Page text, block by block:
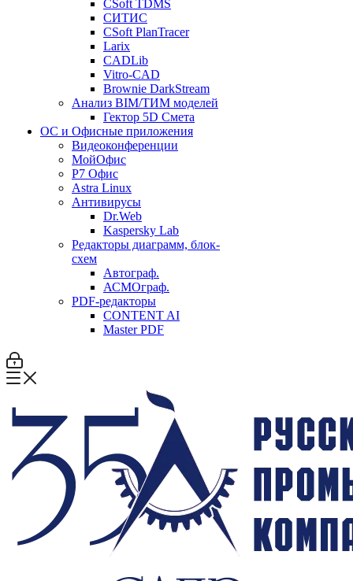
CSoft TDMS
СИТИС
CSoft PlanTracer
Larix
CADLib
Vitro-CAD
Brownie DarkStream
Анализ BIM/ТИМ моделей
Гектор 5D Смета
ОС и Офисные приложения
Видеоконференции
МойОфис
P7 Офис
Astra Linux
Антивирусы
Dr.Web
Kaspersky Lab
Редакторы диаграмм, блок-
схем
Автограф.
АСМОграф.
PDF-редакторы
CONTENT AI
Master PDF